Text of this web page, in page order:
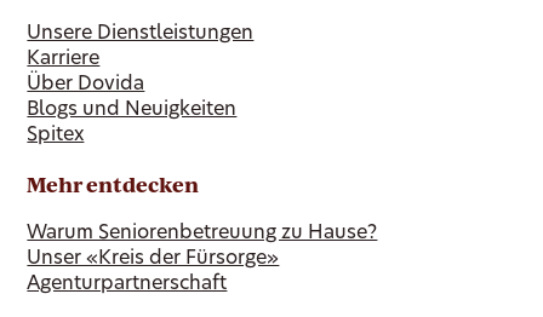
Unsere Dienstleistungen
Karriere
Über Dovida
Blogs und Neuigkeiten
Spitex
Mehr entdecken
Warum Seniorenbetreuung zu Hause?
Unser «Kreis der Fürsorge»
Agenturpartnerschaft